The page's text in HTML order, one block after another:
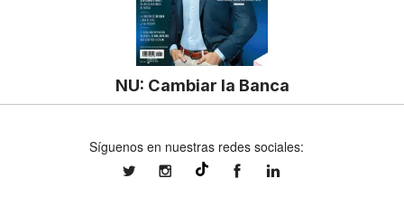
NU: Cambiar la Banca
Síguenos en nuestras redes sociales:
expansionmxexpansionmx ExpansionMex